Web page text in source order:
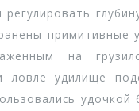
примитивные
на
ловле удилище
удочкой